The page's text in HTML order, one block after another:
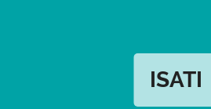
ISATI